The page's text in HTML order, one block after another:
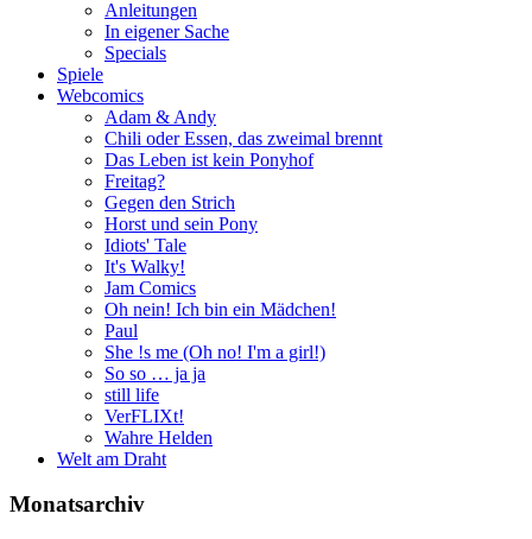
Anleitungen
In eigener Sache
Specials
Spiele
Webcomics
Adam & Andy
Chili oder Essen, das zweimal brennt
Das Leben ist kein Ponyhof
Freitag?
Gegen den Strich
Horst und sein Pony
Idiots' Tale
It's Walky!
Jam Comics
Oh nein! Ich bin ein Mädchen!
Paul
She !s me (Oh no! I'm a girl!)
So so … ja ja
still life
VerFLIXt!
Wahre Helden
Welt am Draht
Monatsarchiv